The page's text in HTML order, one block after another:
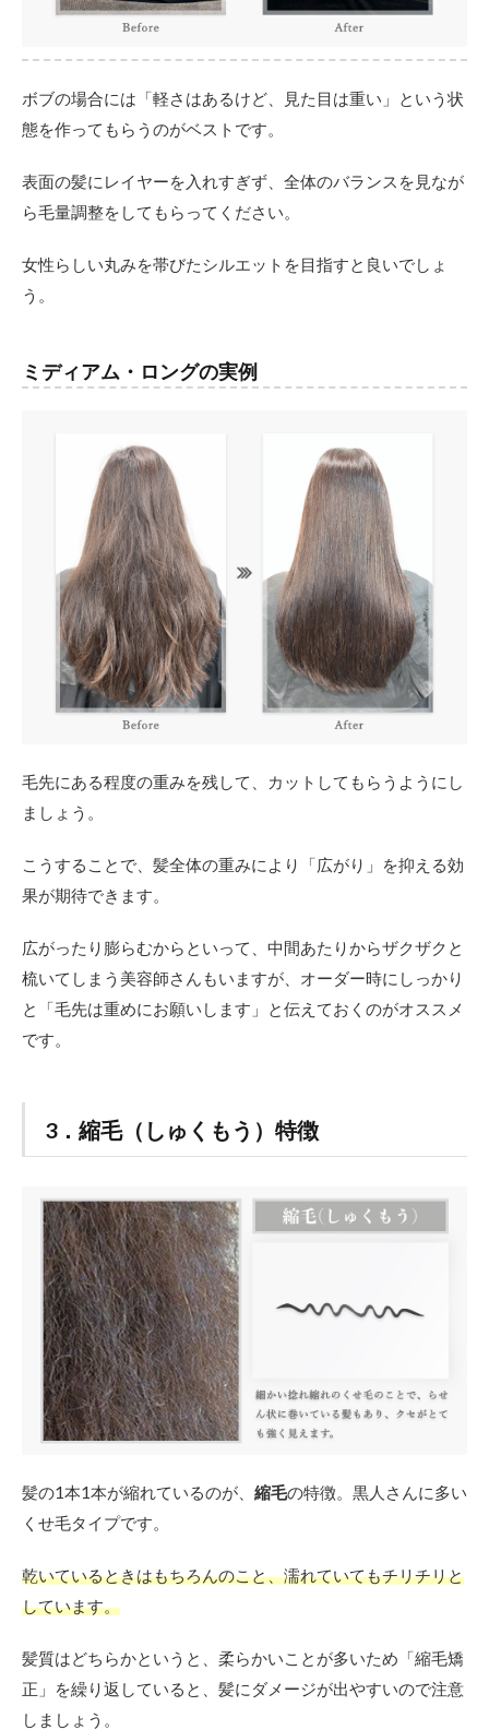
ボブの場合には「軽さはあるけど、見た目は重い」という状
態を作ってもらうのがベストです。
表面の髪にレイヤーを入れすぎず、全体のバランスを見なが
ら毛量調整をしてもらってください。
女性らしい丸みを帯びたシルエットを目指すと良いでしょ
う。
ミディアム・ロングの実例
毛先にある程度の重みを残して、カットしてもらうようにし
ましょう。
こうすることで、髪全体の重みにより「広がり」を抑える効
果が期待できます。
広がったり膨らむからといって、中間あたりからザクザクと
梳いてしまう美容師さんもいますが、オーダー時にしっかり
と「毛先は重めにお願いします」と伝えておくのがオススメ
です。
3．縮毛（しゅくもう）特徴
髪の1本1本が縮れているのが、 縮毛の特徴。黒人さんに多い
くせ毛タイプです。
乾いているときはもちろんのこと、濡れていてもチリチリと
しています。
髪質はどちらかというと、柔らかいことが多いため「縮毛矯
正」を繰り返していると、髪にダメージが出やすいので注意
しましょう。